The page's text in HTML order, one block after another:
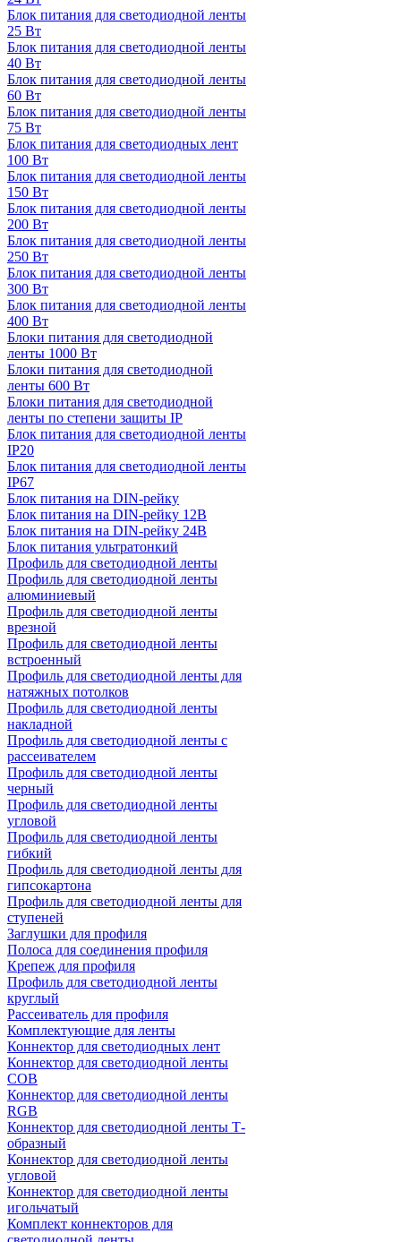
Блок питания для светодиодной ленты
25 Вт
Блок питания для светодиодной ленты
40 Вт
Блок питания для светодиодной ленты
60 Вт
Блок питания для светодиодной ленты
75 Вт
Блок питания для светодиодных лент
100 Вт
Блок питания для светодиодной ленты
150 Вт
Блок питания для светодиодной ленты
200 Вт
Блок питания для светодиодной ленты
250 Вт
Блок питания для светодиодной ленты
300 Вт
Блок питания для светодиодной ленты
400 Вт
Блоки питания для светодиодной
ленты 1000 Вт
Блоки питания для светодиодной
ленты 600 Вт
Блоки питания для светодиодной
ленты по степени защиты IP
Блок питания для светодиодной ленты
IP20
Блок питания для светодиодной ленты
IP67
Блок питания на DIN-рейку
Блок питания на DIN-рейку 12В
Блок питания на DIN-рейку 24В
Блок питания ультратонкий
Профиль для светодиодной ленты
Профиль для светодиодной ленты
алюминиевый
Профиль для светодиодной ленты
врезной
Профиль для светодиодной ленты
встроенный
Профиль для светодиодной ленты для
натяжных потолков
Профиль для светодиодной ленты
накладной
Профиль для светодиодной ленты с
рассеивателем
Профиль для светодиодной ленты
черный
Профиль для светодиодной ленты
угловой
Профиль для светодиодной ленты
гибкий
Профиль для светодиодной ленты для
гипсокартона
Профиль для светодиодной ленты для
ступеней
Заглушки для профиля
Полоса для соединения профиля
Крепеж для профиля
Профиль для светодиодной ленты
круглый
Рассеиватель для профиля
Комплектующие для ленты
Коннектор для светодиодных лент
Коннектор для светодиодной ленты
COB
Коннектор для светодиодной ленты
RGB
Коннектор для светодиодной ленты Т-
образный
Коннектор для светодиодной ленты
угловой
Коннектор для светодиодной ленты
игольчатый
Комплект коннекторов для